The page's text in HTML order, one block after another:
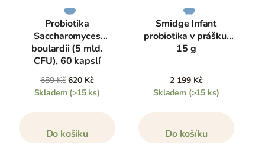
Probiotika
Saccharomyces
boulardii (5 mld.
CFU), 60 kapslí
689 Kč 620 Kč
Skladem (>15 ks)
Do košíku
Smidge Infant
probiotika v prášku,
15 g
2 199 Kč
Skladem (>15 ks)
Do košíku